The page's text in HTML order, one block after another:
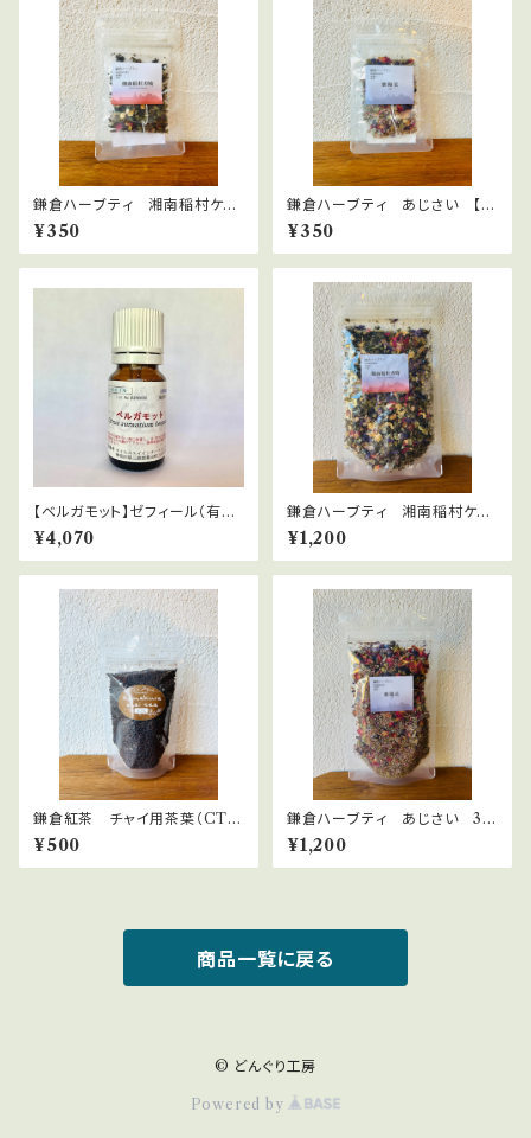
鎌倉ハーブティ 湘南稲村ケ
崎 【ティーバッグ】２.０g×2bag
s
¥350
鎌倉ハーブティ あじさい 【テ
ィーバッグ】1.5g×2bags
¥350
【ベルガモット】ゼフィール（有機
栽培）citrus aurantum berga
mia
¥4,070
鎌倉ハーブティ 湘南稲村ケ
崎 30ｇ
¥1,200
鎌倉紅茶 チャイ用茶葉（CT
C)5５ｇ ネパール直輸入
¥500
鎌倉ハーブティ あじさい 30
ｇ
¥1,200
商品一覧に戻る
© どんぐり工房
Powered by